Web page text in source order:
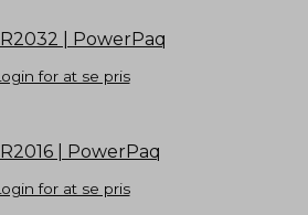
| PowerPaq
for at se pris
| PowerPaq
for at se pris